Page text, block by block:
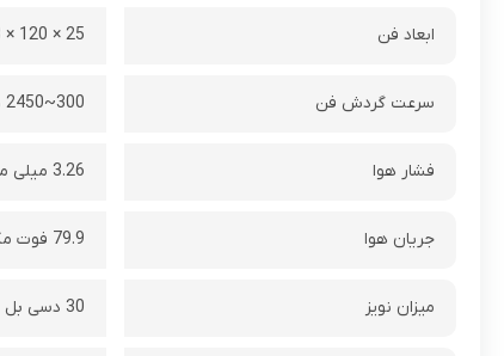
ابعاد فن 25 × 120 × 123 میلی متر
سرعت گردش فن 300~2450 دور بر دقیقه
فشار هوا 3.26 میلی‌ متر آب
جریان هوا 79.9 فوت مکعب بر دقیقه
میزان نویز 30 دسی بل